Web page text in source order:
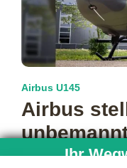
Airbus U145
Airbus
vor
Ihr